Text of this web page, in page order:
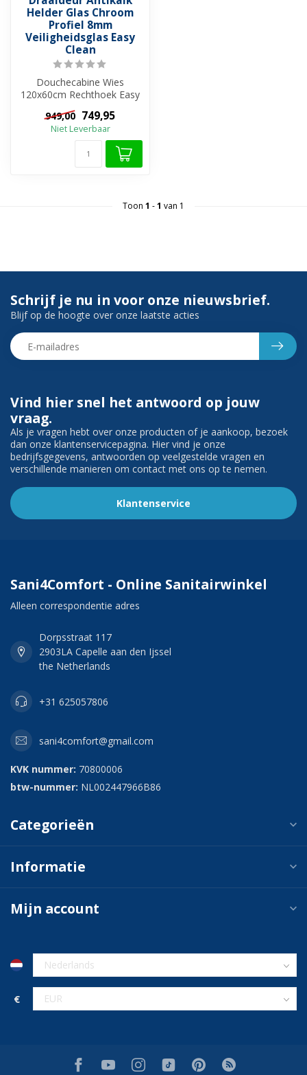
Helder Glas Chroom
Profiel 8mm
Veiligheidsglas Easy
Clean
Douchecabine Wies
120x60cm Rechthoek Easy
Clean is een veilige,
hygiënische en e...
949,00 749,95
Niet Leverbaar
Toon 1 -1 van 1
Vind hier snel het antwoord op jouw
vraag.
Als je vragen hebt over onze producten of je aankoop, bezoek
dan onze klantenservicepagina. Hier vind je onze
bedrijfsgegevens, antwoorden op veelgestelde vragen en
verschillende manieren om contact met ons op te nemen.
Klantenservice
Schrijf je nu in voor onze nieuwsbrief.
Blijf op de hoogte over onze laatste acties
Sani4Comfort - Online Sanitairwinkel
Alleen correspondentie adres
Dorpsstraat 117
2903LA Capelle aan den Ijssel
the Netherlands
+31 625057806
sani4comfort@gmail.com
KVK nummer: 70800006
btw-nummer: NL002447966B86
Categorieën
Informatie
Mijn account
€